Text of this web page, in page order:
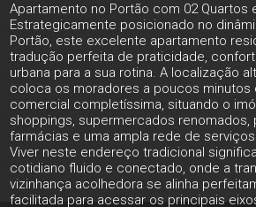
Apartamento no Portão com 02 Quartos
Estrategicamente posicionado no
Portão, este excelente apartamento
tradução perfeita de praticidade,
urbana para a sua rotina. A localização
coloca os moradores a poucos minutos
comercial completíssima, situando o
shoppings, supermercados renomados,
farmácias e uma ampla rede de
Viver neste endereço tradicional
cotidiano fluido e conectado, onde a
vizinhança acolhedora se alinha
facilitada para acessar os principais